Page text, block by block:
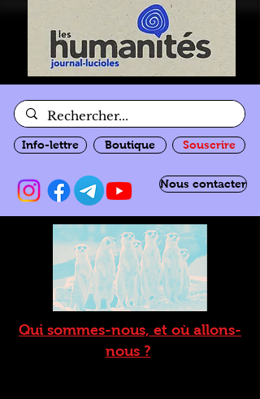
Info-lettre Boutique Souscrire
Nous contacter
Qui sommes-nous, et où allons-
nous ?